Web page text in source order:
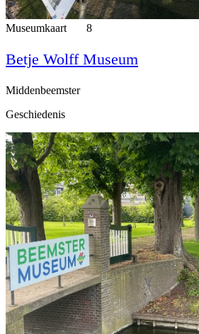
Museumkaart 8
Betje Wolff Museum
Middenbeemster
Geschiedenis